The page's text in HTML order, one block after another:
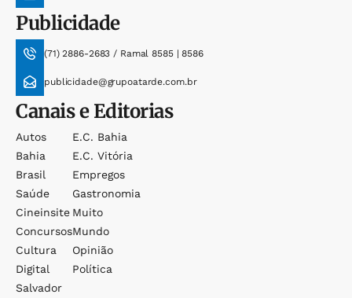
Publicidade
(71) 2886-2683 / Ramal 8585 | 8586
publicidade@grupoatarde.com.br
Canais e Editorias
Autos
Bahia
Brasil
Saúde
Cineinsite
Concursos
Cultura
Digital
Salvador
E.c. Bahia
E.c. Vitória
Empregos
Gastronomia
Muito
Mundo
Opinião
Política